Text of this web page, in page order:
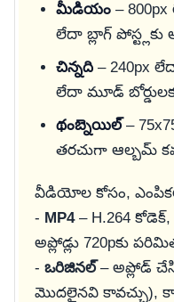
మీడియం–
లేదా బ్లాగ్ పోస్ట్లకు
చిన్నది– 240px
లేదా మూడ్
థంబ్నెయిల్–
తరచుగా ఆల్బమ్
వీడియోల కోసం,
- MP4– H.264 కోడెక్,
అప్లోడ్లు 720pకు
- ఒరిజినల్– అప్లోడ్
మొదలైనవి కావచ్చు),